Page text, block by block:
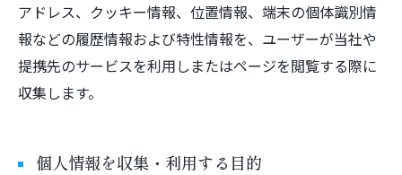
アドレス、クッキー情報、位置情報、端末の個体識別情
報などの履歴情報および特性情報を、ユーザーが当社や
提携先のサービスを利用しまたはページを閲覧する際に
収集します。
個人情報を収集・利用する目的